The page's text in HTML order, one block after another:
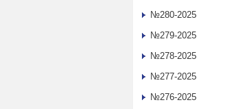
№280-2025
№279-2025
№278-2025
№277-2025
№276-2025